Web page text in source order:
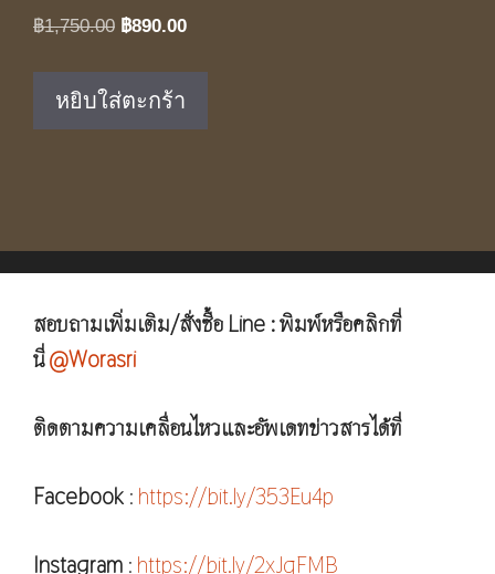
฿1,750.00 Original
฿1,750.00.
฿890.00Current
หยิบใส่ตะกร้า
สอบถามเพิ่มเติม/สั่งซื้อ Line : พิมพ์หรือคลิกที่
นี่@Worasri
ติดตามความเคลื่อนไหวและอัพเดทข่าวสารได้ที่
Facebook : https://bit.ly/353Eu4p
Instagram : https://bit.ly/2xJqFMB